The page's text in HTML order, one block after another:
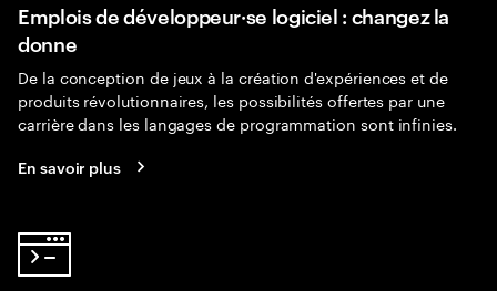
Emplois de développeur·se logiciel : changez la
donne
De la conception de jeux à la création d'expériences et de
produits révolutionnaires, les possibilités offertes par une
carrière dans les langages de programmation sont infinies.
En savoir plus